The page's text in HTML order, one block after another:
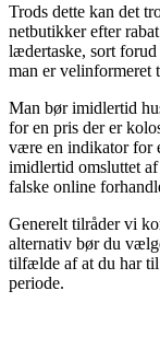
Trods dette kan det
netbutikker efter
lædertaske, sort
man er velinformeret
Man bør imidlertid
for en pris der er
være en indikator for
imidlertid omsluttet
falske online
Generelt tilråder vi
alternativ bør du
tilfælde af at du har
periode.